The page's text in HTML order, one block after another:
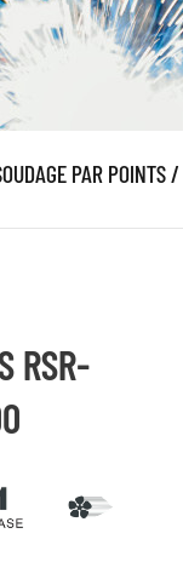
PAR POINTS/
RSR-